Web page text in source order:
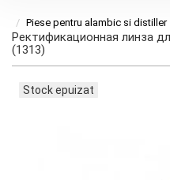
Piese pentru alambic si distiller
Ректификационная линза
(1313)
Stock epuizat